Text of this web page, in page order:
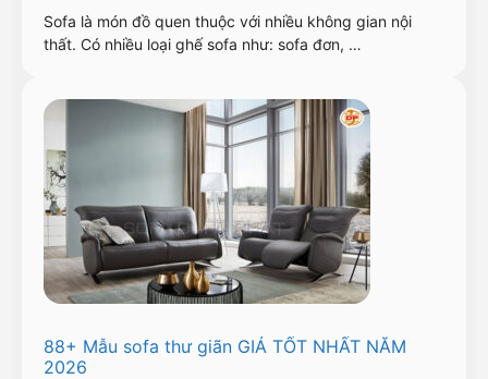
Sofa là món đồ quen thuộc với nhiều không gian nội
thất. Có nhiều loại ghế sofa như: sofa đơn, …
88+ Mẫu sofa thư giãn GIÁ TỐT NHẤT NĂM
2026